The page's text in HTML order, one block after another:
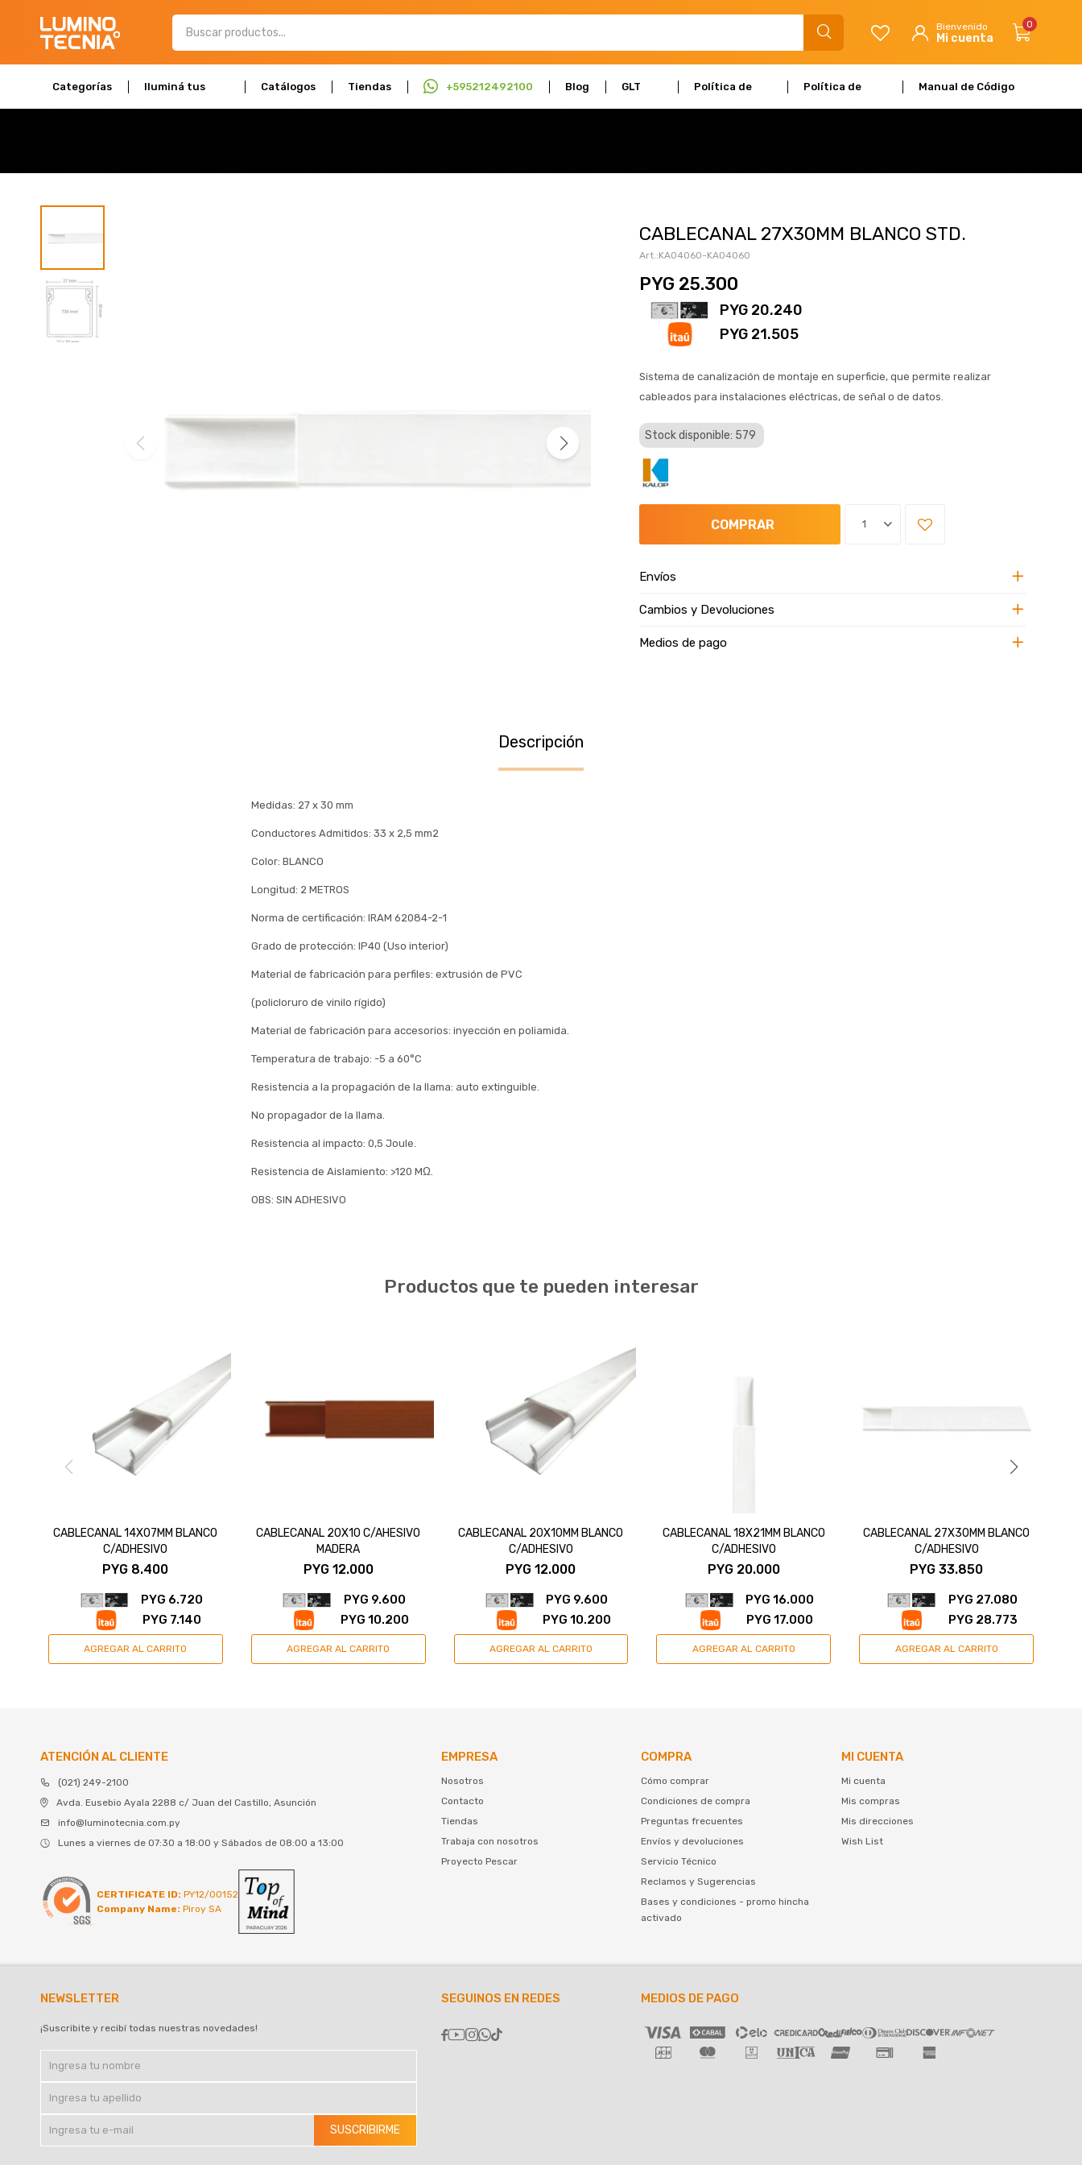
Categorías Iluminá tus Catálogos Tiendas +595212492100 Blog GLT Política de Política de Manual de Código
0
CABLECANAL 27X30MM BLANCO STD.
KA04060-KA04060
PYG 25.300
PYG 20.240
PYG 21.505
Sistema de canalización de montaje en superficie, que permite realizar
cableados para instalaciones eléctricas, de señal o de datos.
Stock disponible: 579
1
COMPRAR
Envíos
Cambios y Devoluciones
Medios de pago
Descripción
Medidas: 27 x 30 mm
Conductores Admitidos: 33 x 2,5 mm2
Color: BLANCO
Longitud: 2 METROS
Norma de certificación: IRAM 62084-2-1
Grado de protección: IP40 (Uso interior)
Material de fabricación para perfiles: extrusión de PVC
(policloruro de vinilo rígido)
Material de fabricación para accesorios: inyección en poliamida.
Temperatura de trabajo: -5 a 60°C
Resistencia a la propagación de la llama: auto extinguible.
No propagador de la llama.
Resistencia al impacto: 0,5 Joule.
Resistencia de Aislamiento: >120 MΩ.
OBS: SIN ADHESIVO
Productos que te pueden interesar
CABLECANAL 14X07MM BLANCO
C/ADHESIVO
PYG 8.400
PYG 6.720
PYG 7.140
CABLECANAL 20X10 C/AHESIVO
MADERA
PYG 12.000
PYG 9.600
PYG 10.200
CABLECANAL 20X10MM BLANCO
C/ADHESIVO
PYG 12.000
PYG 9.600
PYG 10.200
CABLECANAL 18X21MM BLANCO
C/ADHESIVO
PYG 20.000
PYG 16.000
PYG 17.000
CABLECANAL 27X30MM BLANCO
C/ADHESIVO
PYG 33.850
PYG 27.080
PYG 28.773
ATENCIÓN AL CLIENTE
(021) 249-2100
Avda. Eusebio Ayala 2288 c/ Juan del Castillo, Asunción
info@luminotecnia.com.py
Lunes a viernes de 07:30 a 18:00 y Sábados de 08:00 a 13:00
CERTIFICATE ID: PY12/00152
Company Name: Piroy SA
EMPRESA
Nosotros
Contacto
Tiendas
Trabaja con nosotros
Proyecto Pescar
COMPRA
Cómo comprar
Condiciones de compra
Preguntas frecuentes
Envíos y devoluciones
Servicio Técnico
Reclamos y Sugerencias
Bases y condiciones - promo hincha
activado
MI CUENTA
Mi cuenta
Mis compras
Mis direcciones
Wish List
NEWSLETTER
¡Suscribite y recibí todas nuestras novedades!
SUSCRIBIRME
SEGUINOS EN REDES

MEDIOS DE PAGO